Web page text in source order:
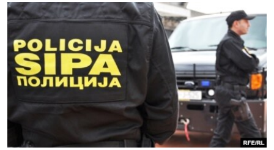
INFOGRAFIKE
KINA NA BALKANU
RSE PRIČE IZ SVIJETA
ISPRIČAJ MI
DNEVNO@RSE
SPECIJALI RSE
GENOCID U SREBRENICI